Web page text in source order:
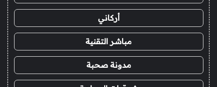
أركاني
مباشر التقنية
مدونة صحبة